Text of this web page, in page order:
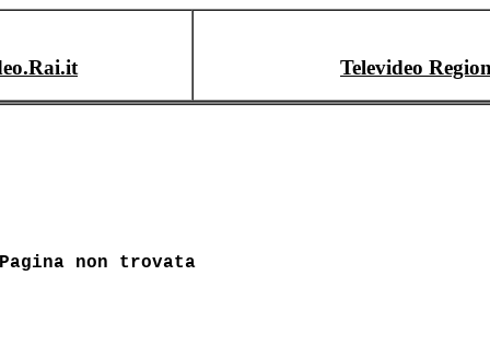
Televideo
Pagina non trovata